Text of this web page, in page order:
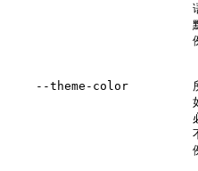
--theme-color         所
如
必
不